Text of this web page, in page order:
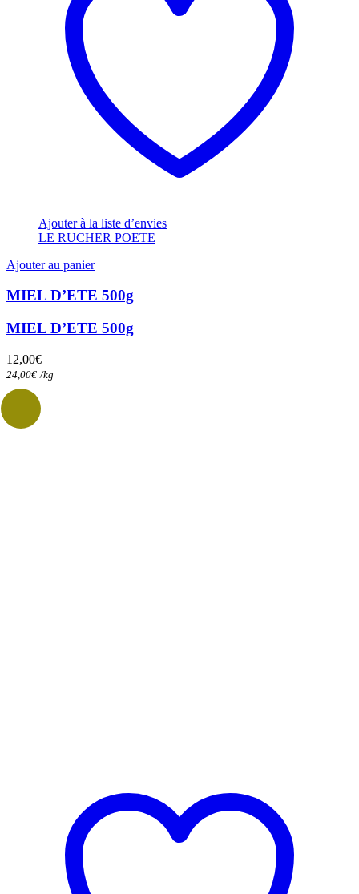
Ajouter à la liste d’envies
LE RUCHER POETE
Ajouter au panier
MIEL D’ETE 500g
MIEL D’ETE 500g
12,00€
24,00€ /kg